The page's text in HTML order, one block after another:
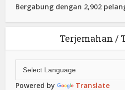
Bergabung dengan 2,902
Terjemahan /
Powered by Translate